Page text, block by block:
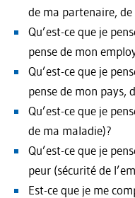
de ma partenaire,
Qu’est-ce que je
pense de mon
Qu’est-ce que je
pense de mon pays,
Qu’est-ce que je
de ma maladie)?
Qu’est-ce que je
peur (sécurité de
Est-ce que je me